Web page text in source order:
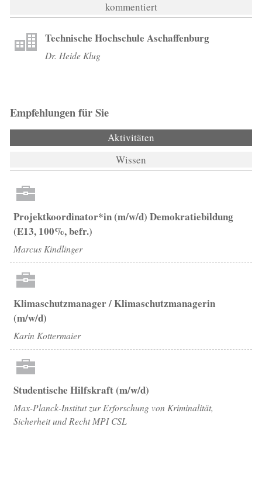
kommentiert
Technische Hochschule Aschaffenburg
Dr. Heide Klug
Empfehlungen für Sie
Aktivitäten
Wissen
Projektkoordinator*in (m/w/d) Demokratiebildung
(E13, 100%, befr.)
Marcus Kindlinger
Klimaschutzmanager / Klimaschutzmanagerin
(m/w/d)
Karin Kottermaier
Studentische Hilfskraft (m/w/d)
Max-Planck-Institut zur Erforschung von Kriminalität,
Sicherheit und Recht MPI CSL